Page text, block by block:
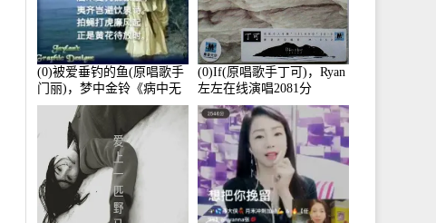
(0)被爱垂钓的鱼(原唱歌手
门丽)，梦中金铃《病中无
法回复大家》在线演唱
3586分
(0)If(原唱歌手丁可)，Ryan
左左在线演唱2081分